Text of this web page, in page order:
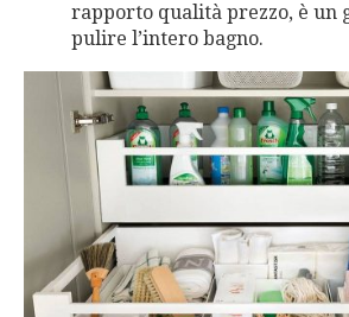
rapporto qualità prezzo, è un
pulire l’intero bagno.